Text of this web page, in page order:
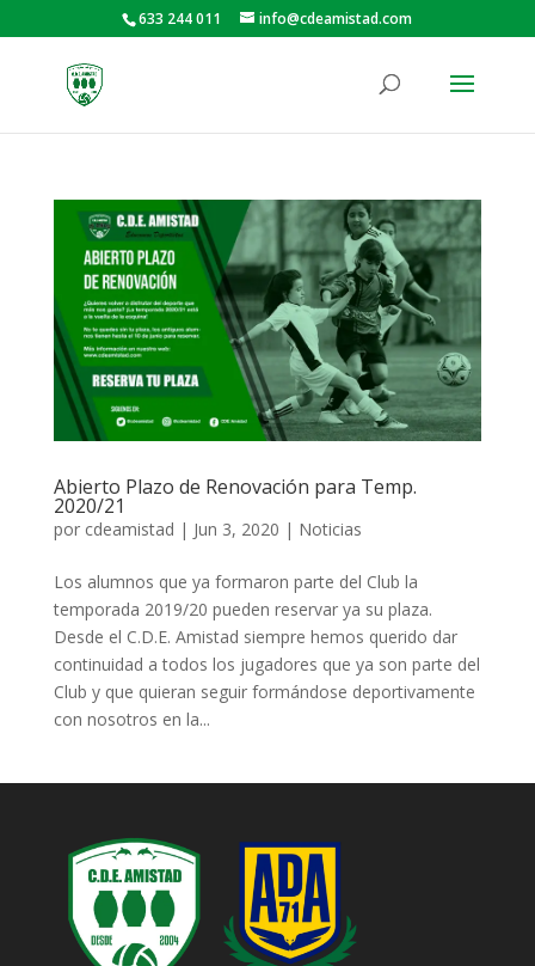
633 244 011 info@cdeamistad.com
Abierto Plazo de Renovación para Temp.
2020/21
por cdeamistad | Jun 3, 2020 | Noticias
Los alumnos que ya formaron parte del Club la
temporada 2019/20 pueden reservar ya su plaza.
Desde el C.D.E. Amistad siempre hemos querido dar
continuidad a todos los jugadores que ya son parte del
Club y que quieran seguir formándose deportivamente
con nosotros en la...